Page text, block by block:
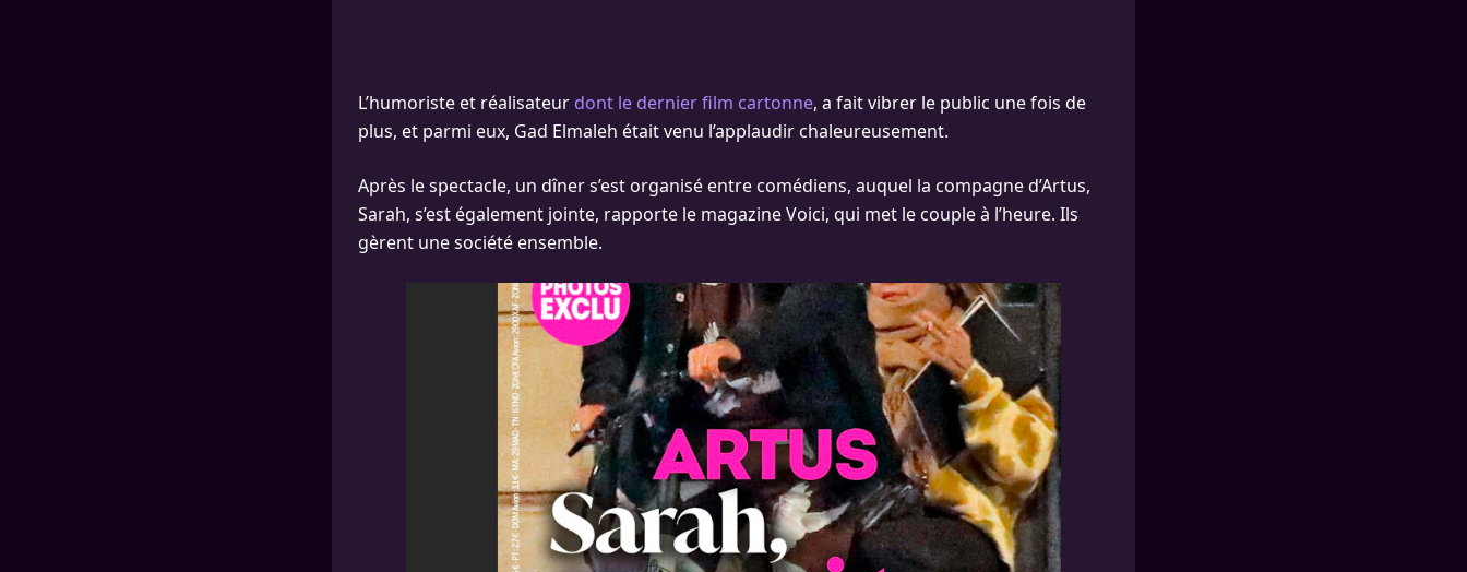
L’humoriste et réalisateur dont le dernier film cartonne, a fait vibrer le public une fois de
plus, et parmi eux, Gad Elmaleh était venu l’applaudir chaleureusement.
Après le spectacle, un dîner s’est organisé entre comédiens, auquel la compagne d’Artus,
Sarah, s’est également jointe, rapporte le magazine Voici, qui met le couple à l’heure. Ils
gèrent une société ensemble.